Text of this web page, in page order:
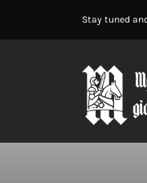
Stay tuned